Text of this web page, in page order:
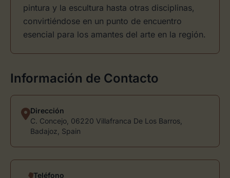
pintura y la escultura hasta otras disciplinas,
convirtiéndose en un punto de encuentro
esencial para los amantes del arte en la región.
Información de Contacto
Dirección
C. Concejo, 06220 Villafranca De Los Barros,
Badajoz, Spain
Teléfono